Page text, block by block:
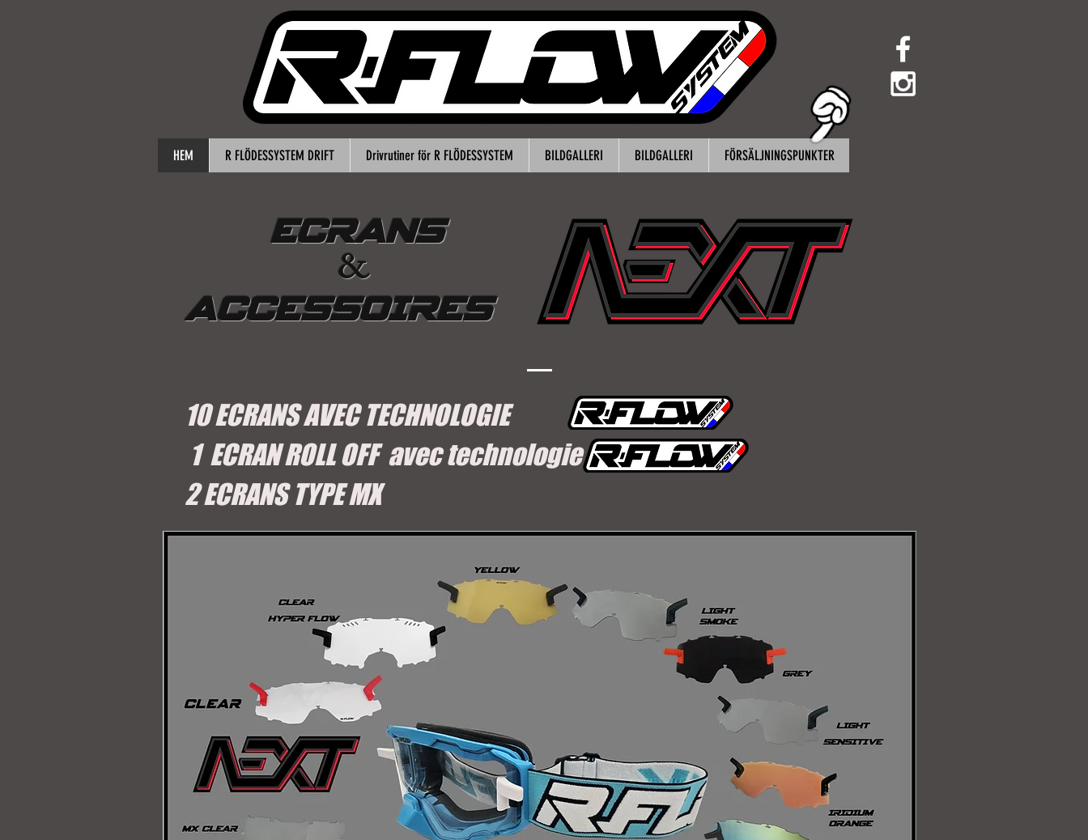
HEM R FLÖDESSYSTEM DRIFT Drivrutiner för R FLÖDESSYSTEM BILDGALLERI BILDGALLERI FÖRSÄLJNINGSPUNKTER
ECRANS
&
ACCESSOIRES
10 ECRANS AVEC TECHNOLOGIE
1 ECRAN ROLL OFF avec technologie
2 ECRANS TYPE MX